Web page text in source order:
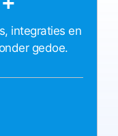
integraties en
gedoe.